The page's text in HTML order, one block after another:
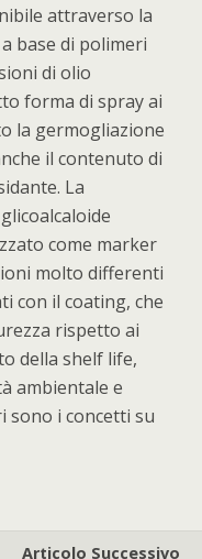
attraverso la
base di polimeri
di olio
forma di spray ai
la germogliazione
il contenuto di
La
come marker
molto differenti
con il coating, che
rispetto ai
della shelf life,
ambientale e
sono i concetti su
Articolo Successivo